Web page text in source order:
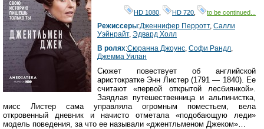
HD 1080 HD 720 to be continued...
Режиссеры:Дженнифер Перротт, Салли
Уэйнрайт, Эдвард Холл
В ролях:Сюранна Джоунс, Софи Рандл,
Джемма Уилан
Сюжет повествует об английской
аристократке Энн Листер (1791 — 1840). Ее
считают «первой открытой лесбиянкой».
Заядлая путешественница и альпинистка,
мисс Листер сама управляла огромным поместьем, вела
откровенный дневник и начисто отметала «подобающую леди»
модель поведения, за что ее называли «джентльменом Джеком»…